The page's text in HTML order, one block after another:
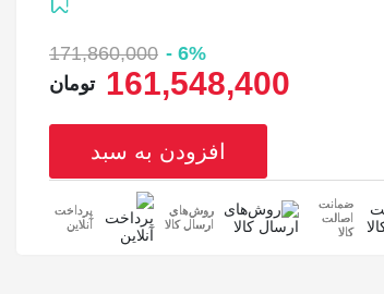
6% -
171,860,000
161,548,400 تومان
افزودن به سبد
ضمانت
اصالت
کالا
روش‌های
ارسال کالا
پرداخت
آنلاین